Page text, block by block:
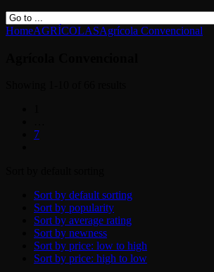
HomeAGRÍCOLASAgrícola Convencional
7
Sort by default sorting
Sort by popularity
Sort by average rating
Sort by newness
Sort by price: low to high
Sort by price: high to low